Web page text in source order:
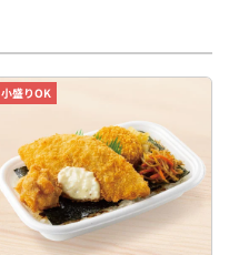
小盛りOK